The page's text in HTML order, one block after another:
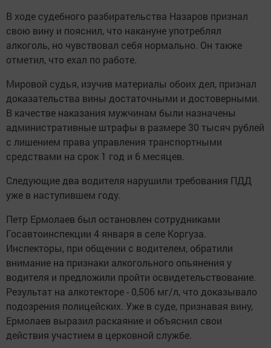
В ходе судебного разбирательства Назаров признал
свою вину и пояснил, что накануне употреблял
алкоголь, но чувствовал себя нормально. Он также
отметил, что ехал по работе.
Мировой судья, изучив материалы обоих дел, признал
доказательства вины достаточными и достоверными.
В качестве наказания мужчинам были назначены
административные штрафы в размере 30 тысяч рублей
с лишением права управления транспортными
средствами на срок 1 год и 6 месяцев.
Следующие два водителя нарушили требования ПДД
уже в наступившем году.
Петр Ермолаев был остановлен сотрудниками
Госавтоинспекции 4 января в селе Коргуза.
Инспекторы, при общении с водителем, обратили
внимание на признаки алкогольного опьянения у
водителя и предложили пройти освидетельствование.
Результат на алкотекторе - 0,506 мг/л, что доказывало
подозрения полицейских. Уже в суде, признавая вину,
Ермолаев выразил раскаяние и объяснил свои
действия участием в церковной службе.